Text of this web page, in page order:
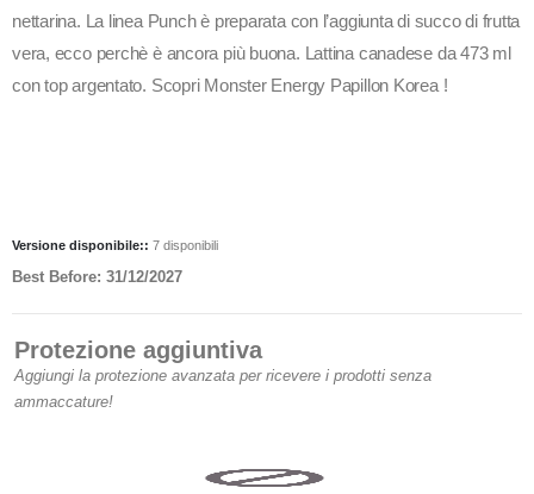
nettarina. La linea Punch è preparata con l’aggiunta di succo di frutta
vera, ecco perchè è ancora più buona. Lattina canadese da 473 ml
con top argentato. Scopri Monster Energy Papillon Korea !
Versione disponibile:: 7 disponibili
Best Before: 31/12/2027
Protezione aggiuntiva
Aggiungi la protezione avanzata per ricevere i prodotti senza
ammaccature!